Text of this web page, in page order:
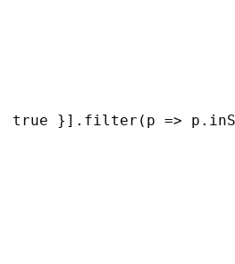
true }].filter(p =>